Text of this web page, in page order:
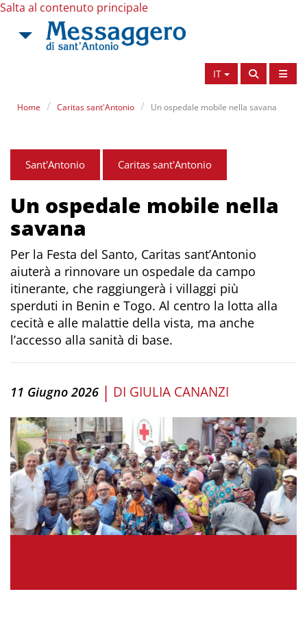
Salta al contenuto principale
IT
Home Caritas sant'Antonio Un ospedale mobile nella savana
Sant'Antonio Caritas sant'Antonio
Un ospedale mobile nella
savana
Per la Festa del Santo, Caritas sant’Antonio
aiuterà a rinnovare un ospedale da campo
itinerante, che raggiungerà i villaggi più
sperduti in Benin e Togo. Al centro la lotta alla
cecità e alle malattie della vista, ma anche
l’accesso alla sanità di base.
11 Giugno 2026 | DI GIULIA CANANZI